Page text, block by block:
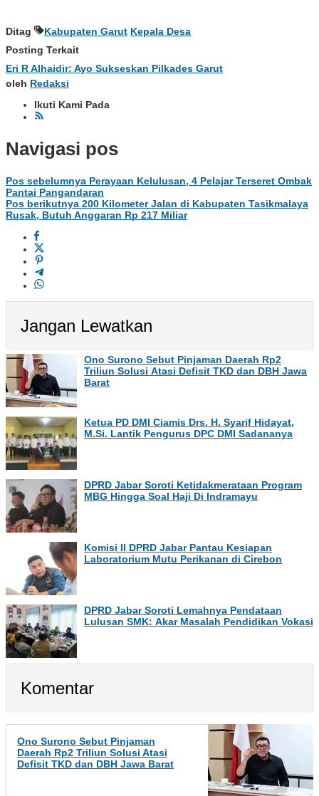
Ditag Kabupaten Garut Kepala Desa
Posting Terkait
Eri R Alhaidir: Ayo Sukseskan Pilkades Garut
oleh Redaksi
Ikuti Kami Pada
Navigasi pos
Pos sebelumnya Perayaan Kelulusan, 4 Pelajar Terseret Ombak
Pantai Pangandaran
Pos berikutnya 200 Kilometer Jalan di Kabupaten Tasikmalaya
Rusak, Butuh Anggaran Rp 217 Miliar
Jangan Lewatkan
Ono Surono Sebut Pinjaman Daerah Rp2
Triliun Solusi Atasi Defisit TKD dan DBH Jawa
Barat
Ketua PD DMI Ciamis Drs. H. Syarif Hidayat,
M.Si. Lantik Pengurus DPC DMI Sadananya
DPRD Jabar Soroti Ketidakmerataan Program
MBG Hingga Soal Haji Di Indramayu
Komisi II DPRD Jabar Pantau Kesiapan
Laboratorium Mutu Perikanan di Cirebon
DPRD Jabar Soroti Lemahnya Pendataan
Lulusan SMK: Akar Masalah Pendidikan Vokasi
Komentar
Ono Surono Sebut Pinjaman
Daerah Rp2 Triliun Solusi Atasi
Defisit TKD dan DBH Jawa Barat